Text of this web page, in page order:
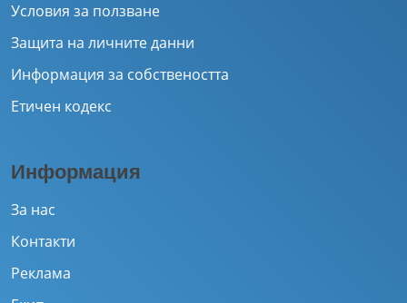
Условия за ползване
Защита на личните данни
Информация за собствеността
Етичен кодекс
Информация
За нас
Контакти
Реклама